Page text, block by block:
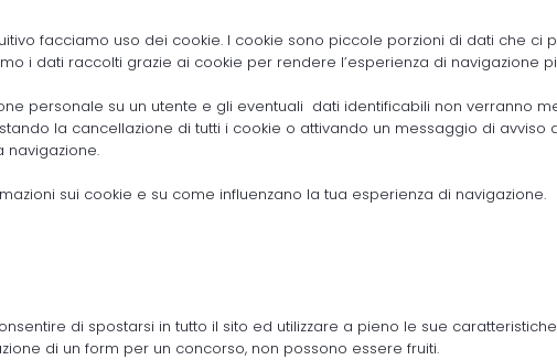
facciamo uso dei cookie. I cookie sono piccole porzioni di dati che
i dati raccolti grazie ai cookie per rendere l’esperienza di navigazione
personale su un utente e gli eventuali dati identificabili non verranno
la cancellazione di tutti i cookie o attivando un messaggio di
navigazione.
sui cookie e su come influenzano la tua esperienza di navigazione.
di spostarsi in tutto il sito ed utilizzare a pieno le sue
di un form per un concorso, non possono essere fruiti.